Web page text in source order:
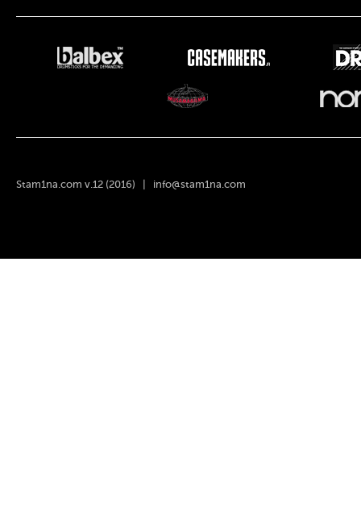
Stam1na.com v.12 (2016) | info@stam1na.com